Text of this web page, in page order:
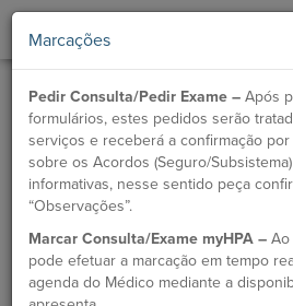
Marcações
Pedir Consulta/Pedir Exame – Após
formulários, estes pedidos serão
serviços e receberá a confirmação por
sobre os Acordos (Seguro/
informativas, nesse sentido peça
“Observações”.
Marcar Consulta/Exame myHPA – Ao
pode efetuar a marcação em tempo
agenda do Médico mediante a